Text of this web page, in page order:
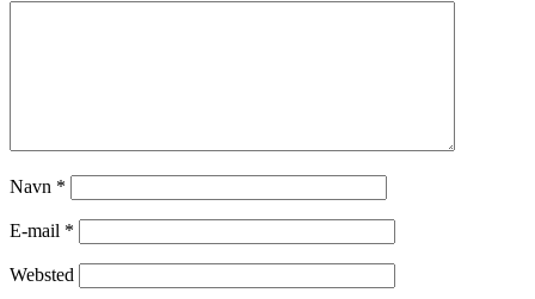
Navn *
E-mail *
Websted